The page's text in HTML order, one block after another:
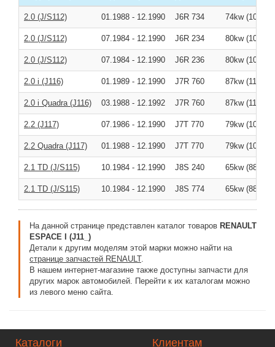
2.0 (J/S112) 01.1988 - 12.1990 J6R 734 74kw (101л/с
2.0 (J/S112) 07.1984 - 12.1990 J6R 234 80kw (109л/с
2.0 (J/S112) 07.1984 - 12.1990 J6R 236 80kw (109л/с
2.0 i (J116) 01.1989 - 12.1990 J7R 760 87kw (118л/с
2.0 i Quadra (J116) 03.1988 - 12.1992 J7R 760 87kw (118л/с
2.2 (J117) 07.1986 - 12.1990 J7T 770 79kw (108л/с
2.2 Quadra (J117) 01.1988 - 12.1990 J7T 770 79kw (108л/с
2.1 TD (J/S115) 10.1984 - 12.1990 J8S 240 65kw (88л/с )
2.1 TD (J/S115) 10.1984 - 12.1990 J8S 774 65kw (88л/с )
На данной странице представлен каталог товаров RENAULT
ESPACE I (J11_)
Детали к другим моделям этой марки можно найти на
странице запчастей RENAULT.
В нашем интернет-магазине также доступны запчасти для
других марок автомобилей. Перейти к их каталогам можно
из левого меню сайта.
Каталоги Клиентам